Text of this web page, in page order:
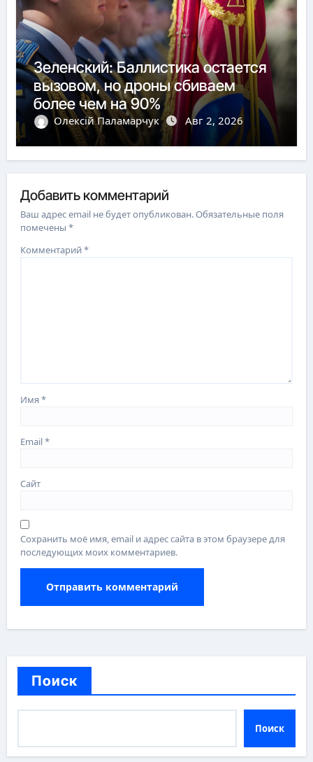
Зеленский: Баллистика остается
вызовом, но дроны сбиваем
более чем на 90%
Олексій Паламарчук Авг 2, 2026
Добавить комментарий
Ваш адрес email не будет опубликован.Обязательные поля
помечены*
Комментарий*
Имя*
Email*
Сайт
Сохранить моё имя, email и адрес сайта в этом браузере для
последующих моих комментариев.
Поиск
Поиск